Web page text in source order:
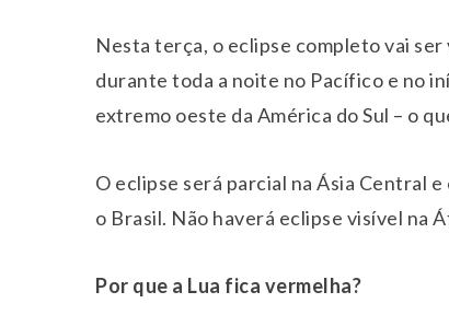
Nesta terça, o eclipse completo vai
durante toda a noite no Pacífico e no
extremo oeste da América do Sul – o
O eclipse será parcial na Ásia Central
o Brasil. Não haverá eclipse visível na
Por que a Lua fica vermelha?